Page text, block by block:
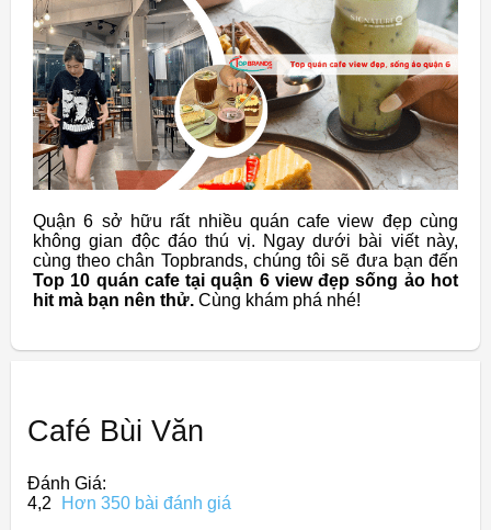
Quận 6 sở hữu rất nhiều quán cafe view đẹp cùng
không gian độc đáo thú vị. Ngay dưới bài viết này,
cùng theo chân Topbrands, chúng tôi sẽ đưa bạn đến
Top 10 quán cafe tại quận 6 view đẹp sống ảo hot
hit mà bạn nên thử. Cùng khám phá nhé!
Café Bùi Văn
Đánh Giá:
4,2
Hơn 350 bài đánh giá